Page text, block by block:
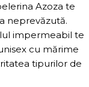
Azoza te
neprevăzută.
impermeabil te
cu mărime
tipurilor de